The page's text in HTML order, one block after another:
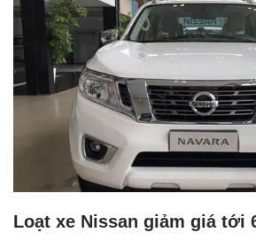
Loạt xe Nissan giảm giá tới